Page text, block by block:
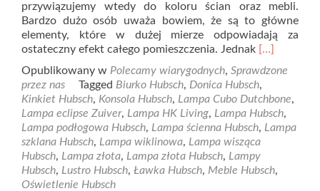
przywiązujemy wtedy do koloru ścian oraz mebli.
Bardzo dużo osób uważa bowiem, że są to główne
elementy, które w dużej mierze odpowiadają za
ostateczny efekt całego pomieszczenia. Jednak Read
about
Chcesz
mieć
wyjątkowe
wnętrze.
Pomogą
Ci
w
[…]
Opublikowany w Polecamy wiarygodnych, Sprawdzone
przez nas
Tagged Biurko Hubsch, Donica Hubsch,
Kinkiet Hubsch, Konsola Hubsch, Lampa Cubo Dutchbone,
Lampa eclipse Zuiver, Lampa HK Living, Lampa Hubsch,
Lampa podłogowa Hubsch, Lampa ścienna Hubsch, Lampa
szklana Hubsch, Lampa wiklinowa, Lampa wisząca
Hubsch, Lampa złota, Lampa złota Hubsch, Lampy
Hubsch, Lustro Hubsch, Ławka Hubsch, Meble Hubsch,
Oświetlenie Hubsch